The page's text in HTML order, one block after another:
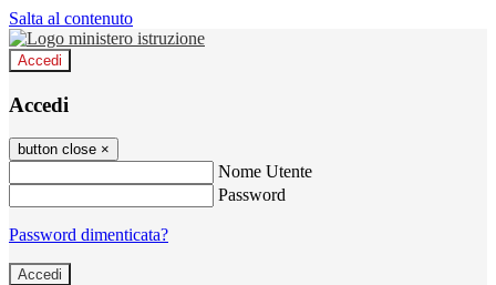
Salta al contenuto
Accedi
Accedi
button close ×
Nome Utente
Password
Password dimenticata?